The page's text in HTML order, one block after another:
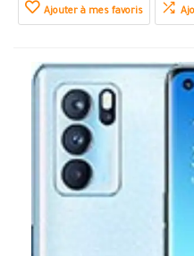
Ajouter à mes favoris